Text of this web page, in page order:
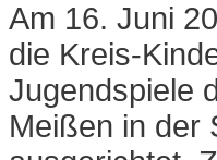
Am 16. Juni
die Kreis-
Jugendspiele
Meißen in der